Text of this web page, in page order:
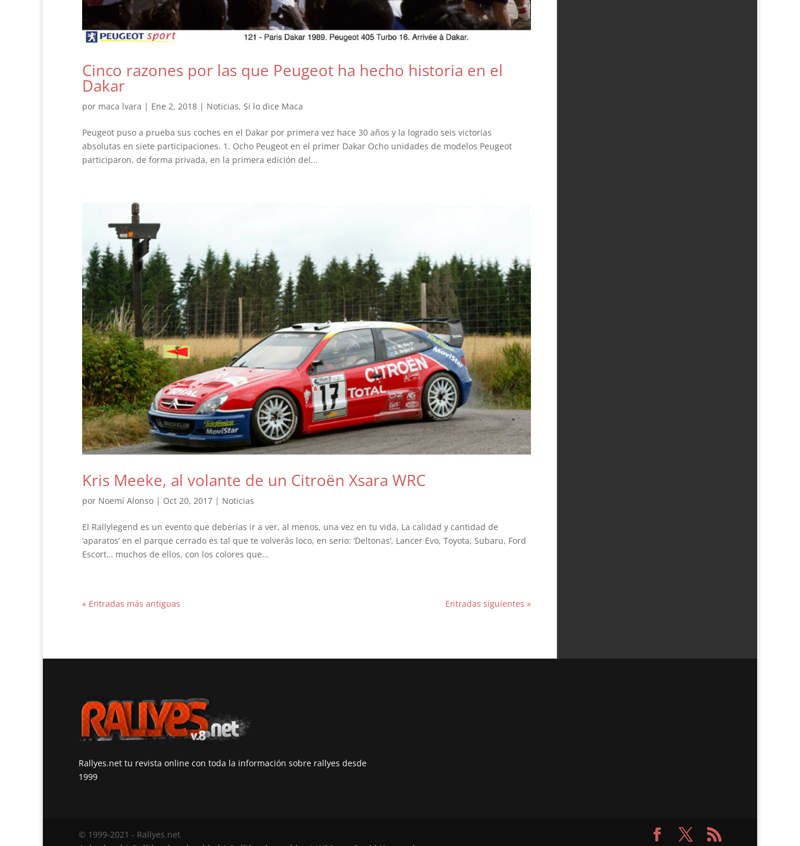
Cinco razones por las que Peugeot ha hecho historia en el
Dakar
por maca lvara | Ene 2, 2018 | Noticias, Si lo dice Maca
Peugeot puso a prueba sus coches en el Dakar por primera vez hace 30 años y la logrado seis victorias
absolutas en siete participaciones. 1. Ocho Peugeot en el primer Dakar Ocho unidades de modelos Peugeot
participaron, de forma privada, en la primera edición del...
Kris Meeke, al volante de un Citroën Xsara WRC
por Noemí Alonso | Oct 20, 2017 | Noticias
El Rallylegend es un evento que deberías ir a ver, al menos, una vez en tu vida. La calidad y cantidad de
‘aparatos’ en el parque cerrado es tal que te volverás loco, en serio: ‘Deltonas’, Lancer Evo, Toyota, Subaru, Ford
Escort… muchos de ellos, con los colores que...
« Entradas más antiguas Entradas siguientes »
Rallyes.net tu revista online con toda la información sobre rallyes desde
1999
© 1999-2021 - Rallyes.net